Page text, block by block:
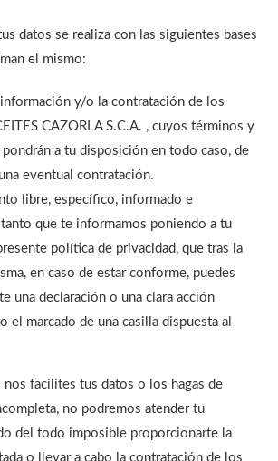
datos se realiza con las siguientes bases
el mismo:
y/o la contratación de los
CAZORLA S.C.A. , cuyos términos y
a tu disposición en todo caso, de
eventual contratación.
libre, específico, informado e
que te informamos poniendo a tu
política de privacidad, que tras la
en caso de estar conforme, puedes
una declaración o una clara acción
el marcado de una casilla dispuesta al
nos facilites tus datos o los hagas de
no podremos atender tu
del todo imposible proporcionarte la
o llevar a cabo la contratación de los